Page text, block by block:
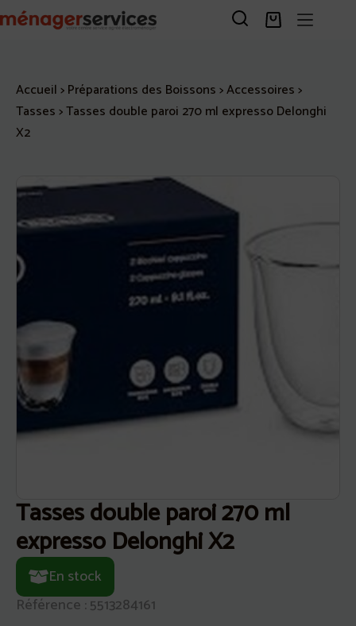
au
Panier
Accueil>Préparations des Boissons>Accessoires>
Tasses>Tasses double paroi 270 ml expresso Delonghi
X2
Tasses double paroi 270 ml
expresso Delonghi X2
En stock
Référence : 5513284161